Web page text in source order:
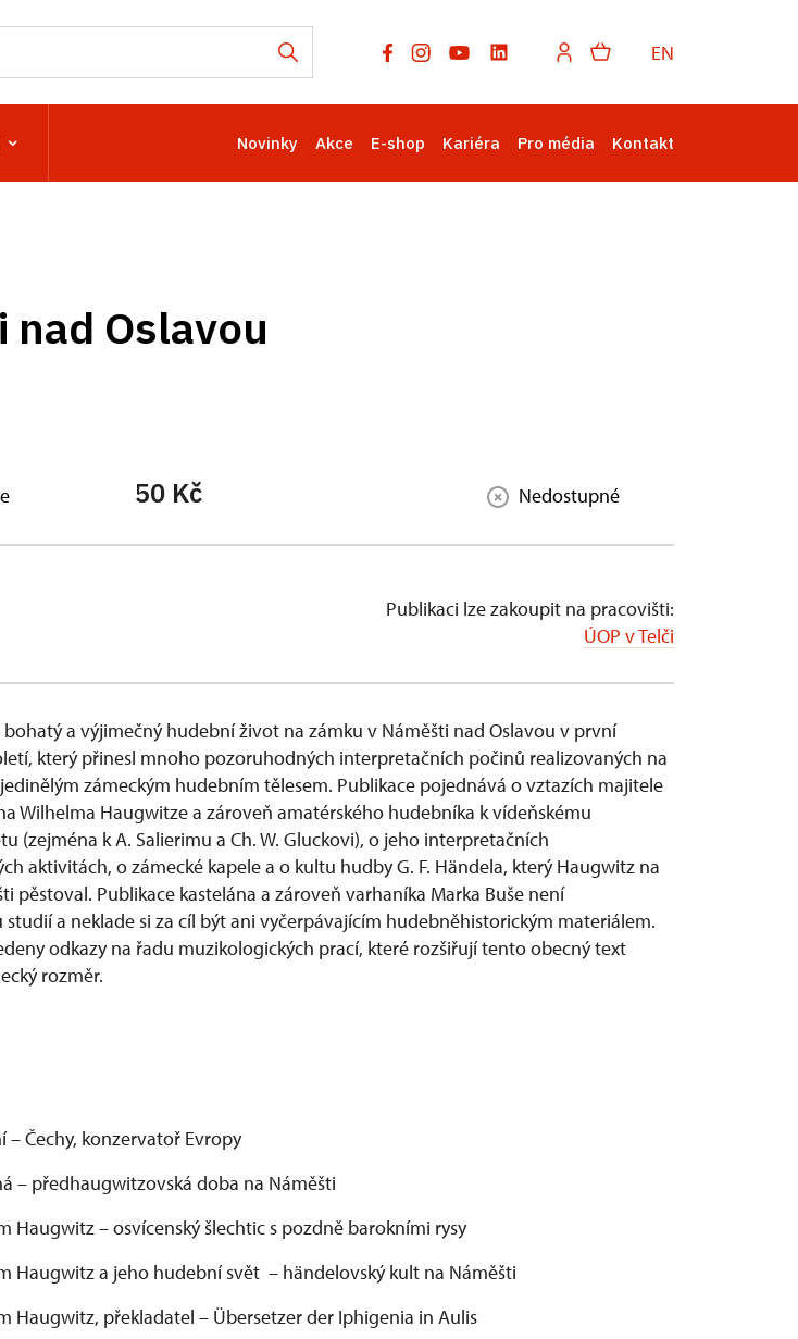
EN
Novinky Akce E-shop Kariéra Pro média Kontakt
nad Oslavou
50 Kč Nedostupné
Publikaci lze zakoupit na pracovišti:
ÚOP v Telči
a výjimečný hudební život na zámku v Náměšti nad Oslavou v první
který přinesl mnoho pozoruhodných interpretačních počinů realizovaných na
zámeckým hudebním tělesem. Publikace pojednává o vztazích majitele
Wilhelma Haugwitze a zároveň amatérského hudebníka k vídeňskému
(zejména k A. Salierimu a Ch. W. Gluckovi), o jeho interpretačních
aktivitách, o zámecké kapele a o kultu hudby G. F. Händela, který Haugwitz na
pěstoval. Publikace kastelána a zároveň varhaníka Marka Buše není
a neklade si za cíl být ani vyčerpávajícím hudebněhistorickým materiálem.
odkazy na řadu muzikologických prací, které rozšiřují tento obecný text
rozměr.
– Čechy, konzervatoř Evropy
– předhaugwitzovská doba na Náměšti
Haugwitz – osvícenský šlechtic s pozdně barokními rysy
Haugwitz a jeho hudební svět – händelovský kult na Náměšti
Haugwitz, překladatel – Übersetzer der Iphigenia in Aulis